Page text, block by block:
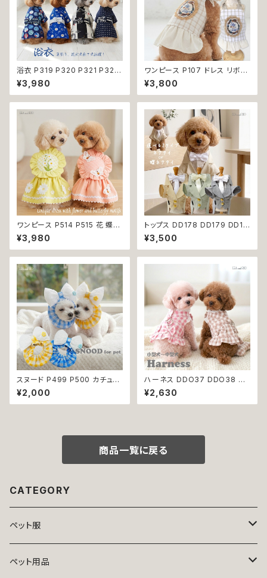
浴衣 P319 P320 P321 P322
和装 和柄 男の子 ネイビー ブル
ー ホワイト ブラック ドッグ ウェ
ア ドッグウエア 犬 猫 ペット 服
ン 龍 富士 山 小型犬 子犬 仔犬
夏 返品交換不可
¥3,980
ワンピース P107 ドレス リボン
チェック ハンドメイド ナチュラル
ドッグウェア ドッグウエア dog
犬 猫 ペット 服 犬の服 猫の服
無料 返品交換不可
¥3,800
ワンピース P514 P515 花 蝶
ハンドメイド ピンク イエローグ
リーン レース ドッグウェア 春夏
ドッグウエア ドッグ ウェア 犬 猫
の洋服 猫の洋服 春 夏 洋服 女
の子 小型 おしゃれ かわいい 送
料無料 返品交換不可
¥3,980
トップス DD178 DD179 DD18
0 タキシード スーツ フォーマル
蝶ネクタイ ネクタイ リボン 犬
猫 ペット 服 犬の服 猫の服 犬
かっこいい クール シャツ 返品
¥3,500
スヌード P499 P500 カチュー
シャ りぼん ブルー イエロー ド
ッグウェア ドッグ ウェア ドッグ
ウエア 犬 猫 ペット 服 犬服 か
¥2,000
ハーネス DDO37 DDO38 洋
服のようなハーネス 胴輪 チェッ
ク 散歩 お出掛け 引っ張り防止
小型犬 犬 猫 ペット 服 犬服 返
¥2,630
商品一覧に戻る
CATEGORY
ペット服
トップス
ペット用品